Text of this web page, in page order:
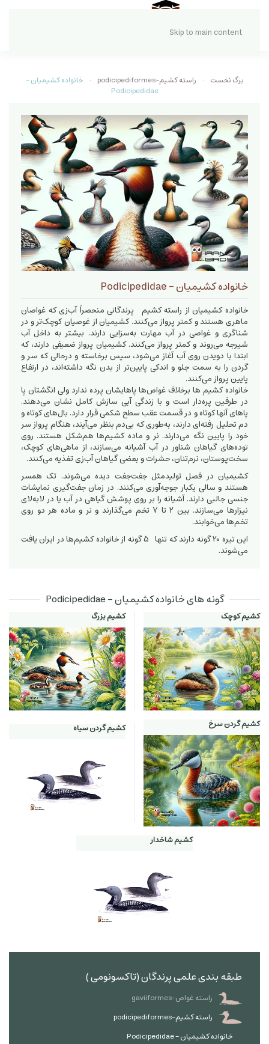
Skip to main content
برگ نخست راسته کشیم-podicipediformes
خانواده کشیمیان -
Podicipedidae
خانواده کشیمیان - Podicipedidae
خانواده کشیمیان از راسته کشیم پرندگانی منحصراً آب‌زی که غواصان
ماهری هستند و کمتر پرواز می‌کنند. کشیمیان از غوصیان کوچک‌تر و در
شناگری و غواصی در آب مهارت به‌سزایی دارند. بیشتر به داخل آب
شیرجه می‌روند و کمتر پرواز می‌کنند. کشیمیان پرواز ضعیفی دارند، که
ابتدا با دویدن روی آب آغاز می‌شود، سپس برخاسته و درحالی که سر و
گردن را به سمت جلو و اندکی پایین‌تر از بدن نگه داشته‌اند، در ارتفاع
پایین پرواز می‌کنند.
خانواده کشیم‌ ها برخلاف غواص‌ها پاهایشان پرده ندارد ولی انگشتان پا
در طرفین پره‌دار است و با زندگی آبی سازش کامل نشان می‌دهند.
پاهای آنها کوتاه و در قسمت عقب سطح شکمی قرار دارد. بال‌های کوتاه و
دم تحلیل رفته‌ای دارند، به‌طوری که بی‌دم بنظر می‌آیند، هنگام پرواز سر
خود را پایین نگه می‌دارند. نر و ماده کشیم‌ها هم‌شکل هستند. روی
توده‌های گیاهان شناور در آب آشیانه می‌سازند، از ماهی‌های کوچک،
سخت‌پوستان، نرم‌تنان، حشرات و بعضی گیاهان آب‌زی تغذیه می‌کنند.
کشیمیان در فصل تولیدمثل جفت‌جفت دیده می‌شوند. تک همسر
هستند و سالی یکبار جوجه‌آوری می‌کنند. در زمان جفت‌گیری نمایشات
جنسی جالبی دارند. آشیانه را بر روی پوشش گیاهی در آب یا در لابه‌لای
نیزارها می‌سازند. بین 2 تا 7 تخم می‌گذارند و نر و ماده هر دو روی
تخم‌ها می‌خوابند.
این تیره 20 گونه دارند که تنها 5 گونه از خانواده کشیم‌ها در ایران یافت
می‌شوند.
گونه های خانواده کشیمیان - Podicipedidae
کشیم کوچک کشیم بزرگ
کشیم گردن سرخ کشیم گردن سیاه
کشیم شاخدار
طبقه بندی علمی پرندگان (تاکسونومی )
راسته غواص-gaviiformes
راسته کشیم-podicipediformes
خانواده کشیمیان - Podicipedidae